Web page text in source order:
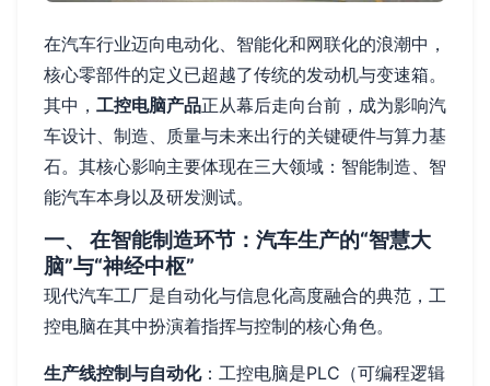
在汽车行业迈向电动化、智能化和网联化的浪潮中，
核心零部件的定义已超越了传统的发动机与变速箱。
其中， 工控电脑产品正从幕后走向台前，成为影响汽
车设计、制造、质量与未来出行的关键硬件与算力基
石。其核心影响主要体现在三大领域：智能制造、智
能汽车本身以及研发测试。
一、 在智能制造环节：汽车生产的“智慧大
脑”与“神经中枢”
现代汽车工厂是自动化与信息化高度融合的典范，工
控电脑在其中扮演着指挥与控制的核心角色。
生产线控制与自动化：工控电脑是PLC（可编程逻辑